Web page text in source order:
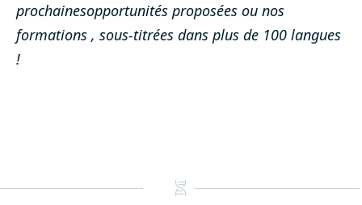
prochainesopportunités proposées ou nos
formations , sous-titrées dans plus de 100 langues
!